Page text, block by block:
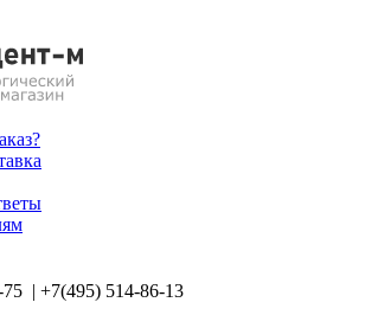
75 | +7(495) 514-86-13